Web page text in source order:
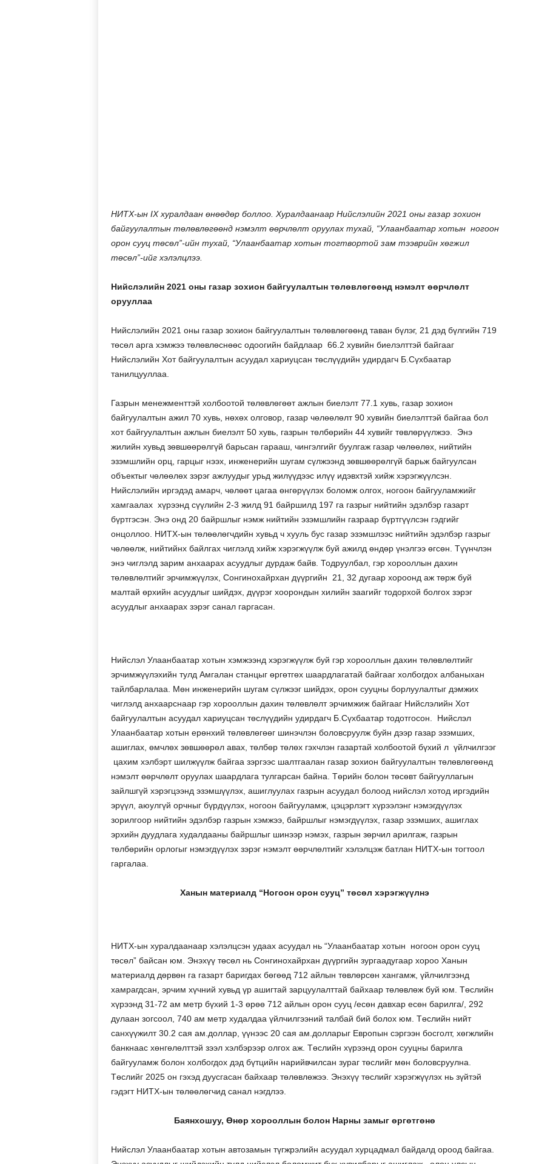
НИТХ-ын IX хуралдаан өнөөдөр боллоо. Хуралдаанаар Нийслэлийн 2021 оны газар зохион
байгуулалтын төлөвлөгөөнд нэмэлт өөрчлөлт оруулах тухай, “Улаанбаатар хотын ногоон
орон сууц төсөл”-ийн тухай, “Улаанбаатар хотын тогтвортой зам тээврийн хөгжил
төсөл”-ийг хэлэлцлээ.
Нийслэлийн 2021 оны газар зохион байгуулалтын төлөвлөгөөнд нэмэлт өөрчлөлт
орууллаа
Нийслэлийн 2021 оны газар зохион байгуулалтын төлөвлөгөөнд таван бүлэг, 21 дэд бүлгийн 719
төсөл арга хэмжээ төлөвлөснөөс одоогийн байдлаар 66.2 хувийн биелэлттэй байгааг
Нийслэлийн Хот байгуулалтын асуудал хариуцсан төслүүдийн удирдагч Б.Сүхбаатар
танилцууллаа.
Газрын менежменттэй холбоотой төлөвлөгөөт ажлын биелэлт 77.1 хувь, газар зохион
байгуулалтын ажил 70 хувь, нөхөх олговор, газар чөлөөлөлт 90 хувийн биелэлттэй байгаа бол
хот байгуулалтын ажлын биелэлт 50 хувь, газрын төлбөрийн 44 хувийг төвлөрүүлжээ. Энэ
жилийн хувьд зөвшөөрөлгүй барьсан гарааш, чингэлгийг буулгаж газар чөлөөлөх, нийтийн
эзэмшлийн орц, гарцыг нээх, инженерийн шугам сүлжээнд зөвшөөрөлгүй барьж байгуулсан
объектыг чөлөөлөх зэрэг ажлуудыг урьд жилүүдээс илүү идэвхтэй хийж хэрэгжүүлсэн.
Нийслэлийн иргэдэд амарч, чөлөөт цагаа өнгөрүүлэх боломж олгох, ногоон байгууламжийг
хамгаалах хүрээнд сүүлийн 2-3 жилд 91 байршилд 197 га газрыг нийтийн эдэлбэр газарт
бүртгэсэн. Энэ онд 20 байршлыг нэмж нийтийн эзэмшлийн газраар бүртгүүлсэн гэдгийг
онцоллоо. НИТХ-ын төлөөлөгчдийн хувьд ч хууль бус газар эзэмшлээс нийтийн эдэлбэр газрыг
чөлөөлж, нийтийнх байлгах чиглэлд хийж хэрэгжүүлж буй ажилд өндөр үнэлгээ өгсөн. Түүнчлэн
энэ чиглэлд зарим анхаарах асуудлыг дурдаж байв. Тодруулбал, гэр хорооллын дахин
төлөвлөлтийг эрчимжүүлэх, Сонгинохайрхан дүүргийн 21, 32 дугаар хороонд аж төрж буй
малтай өрхийн асуудлыг шийдэх, дүүрэг хоорондын хилийн заагийг тодорхой болгох зэрэг
асуудлыг анхаарах зэрэг санал гаргасан.
Нийслэл Улаанбаатар хотын хэмжээнд хэрэгжүүлж буй гэр хорооллын дахин төлөвлөлтийг
эрчимжүүлэхийн тулд Амгалан станцыг өргөтгөх шаардлагатай байгааг холбогдох албаныхан
тайлбарлалаа. Мөн инженерийн шугам сүлжээг шийдэх, орон сууцны борлуулалтыг дэмжих
чиглэлд анхаарснаар гэр хорооллын дахин төлөвлөлт эрчимжиж байгааг Нийслэлийн Хот
байгуулалтын асуудал хариуцсан төслүүдийн удирдагч Б.Сүхбаатар тодотгосон. Нийслэл
Улаанбаатар хотын ерөнхий төлөвлөгөөг шинэчлэн боловсруулж буйн дээр газар эзэмших,
ашиглах, өмчлөх зөвшөөрөл авах, төлбөр төлөх гэхчлэн газартай холбоотой бүхий л үйлчилгээг
цахим хэлбэрт шилжүүлж байгаа зэргээс шалтгаалан газар зохион байгуулалтын төлөвлөгөөнд
нэмэлт өөрчлөлт оруулах шаардлага тулгарсан байна. Төрийн болон төсөвт байгууллагын
зайлшгүй хэрэгцээнд эзэмшүүлэх, ашиглуулах газрын асуудал болоод нийслэл хотод иргэдийн
эрүүл, аюулгүй орчныг бүрдүүлэх, ногоон байгууламж, цэцэрлэгт хүрээлэнг нэмэгдүүлэх
зорилгоор нийтийн эдэлбэр газрын хэмжээ, байршлыг нэмэгдүүлэх, газар эзэмших, ашиглах
эрхийн дуудлага худалдааны байршлыг шинээр нэмэх, газрын зөрчил арилгаж, газрын
төлбөрийн орлогыг нэмэгдүүлэх зэрэг нэмэлт өөрчлөлтийг хэлэлцэж батлан НИТХ-ын тогтоол
гаргалаа.
Ханын материалд “Ногоон орон сууц” төсөл хэрэгжүүлнэ
НИТХ-ын хуралдаанаар хэлэлцсэн удаах асуудал нь “Улаанбаатар хотын ногоон орон сууц
төсөл” байсан юм. Энэхүү төсөл нь Сонгинохайрхан дүүргийн зургаадугаар хороо Ханын
материалд дөрвөн га газарт баригдах бөгөөд 712 айлын төвлөрсөн хангамж, үйлчилгээнд
хамрагдсан, эрчим хүчний хувьд үр ашигтай зарцуулалттай байхаар төлөвлөж буй юм. Төслийн
хүрээнд 31-72 ам метр бүхий 1-3 өрөө 712 айлын орон сууц /есөн давхар есөн барилга/, 292
дулаан зогсоол, 740 ам метр худалдаа үйлчилгээний талбай бий болох юм. Төслийн нийт
санхүүжилт 30.2 сая ам.доллар, үүнээс 20 сая ам.долларыг Европын сэргээн босголт, хөгжлийн
банкнаас хөнгөлөлттэй зээл хэлбэрээр олгох аж. Төслийн хүрээнд орон сууцны барилга
байгууламж болон холбогдох дэд бүтцийн нарийвчилсан зураг төслийг мөн боловсруулна.
Төслийг 2025 он гэхэд дуусгасан байхаар төлөвлөжээ. Энэхүү төслийг хэрэгжүүлэх нь зүйтэй
гэдэгт НИТХ-ын төлөөлөгчид санал нэгдлээ.
Баянхошуу, Өнөр хорооллын болон Нарны замыг өргөтгөнө
Нийслэл Улаанбаатар хотын автозамын түгжрэлийн асуудал хурцадмал байдалд ороод байгаа.